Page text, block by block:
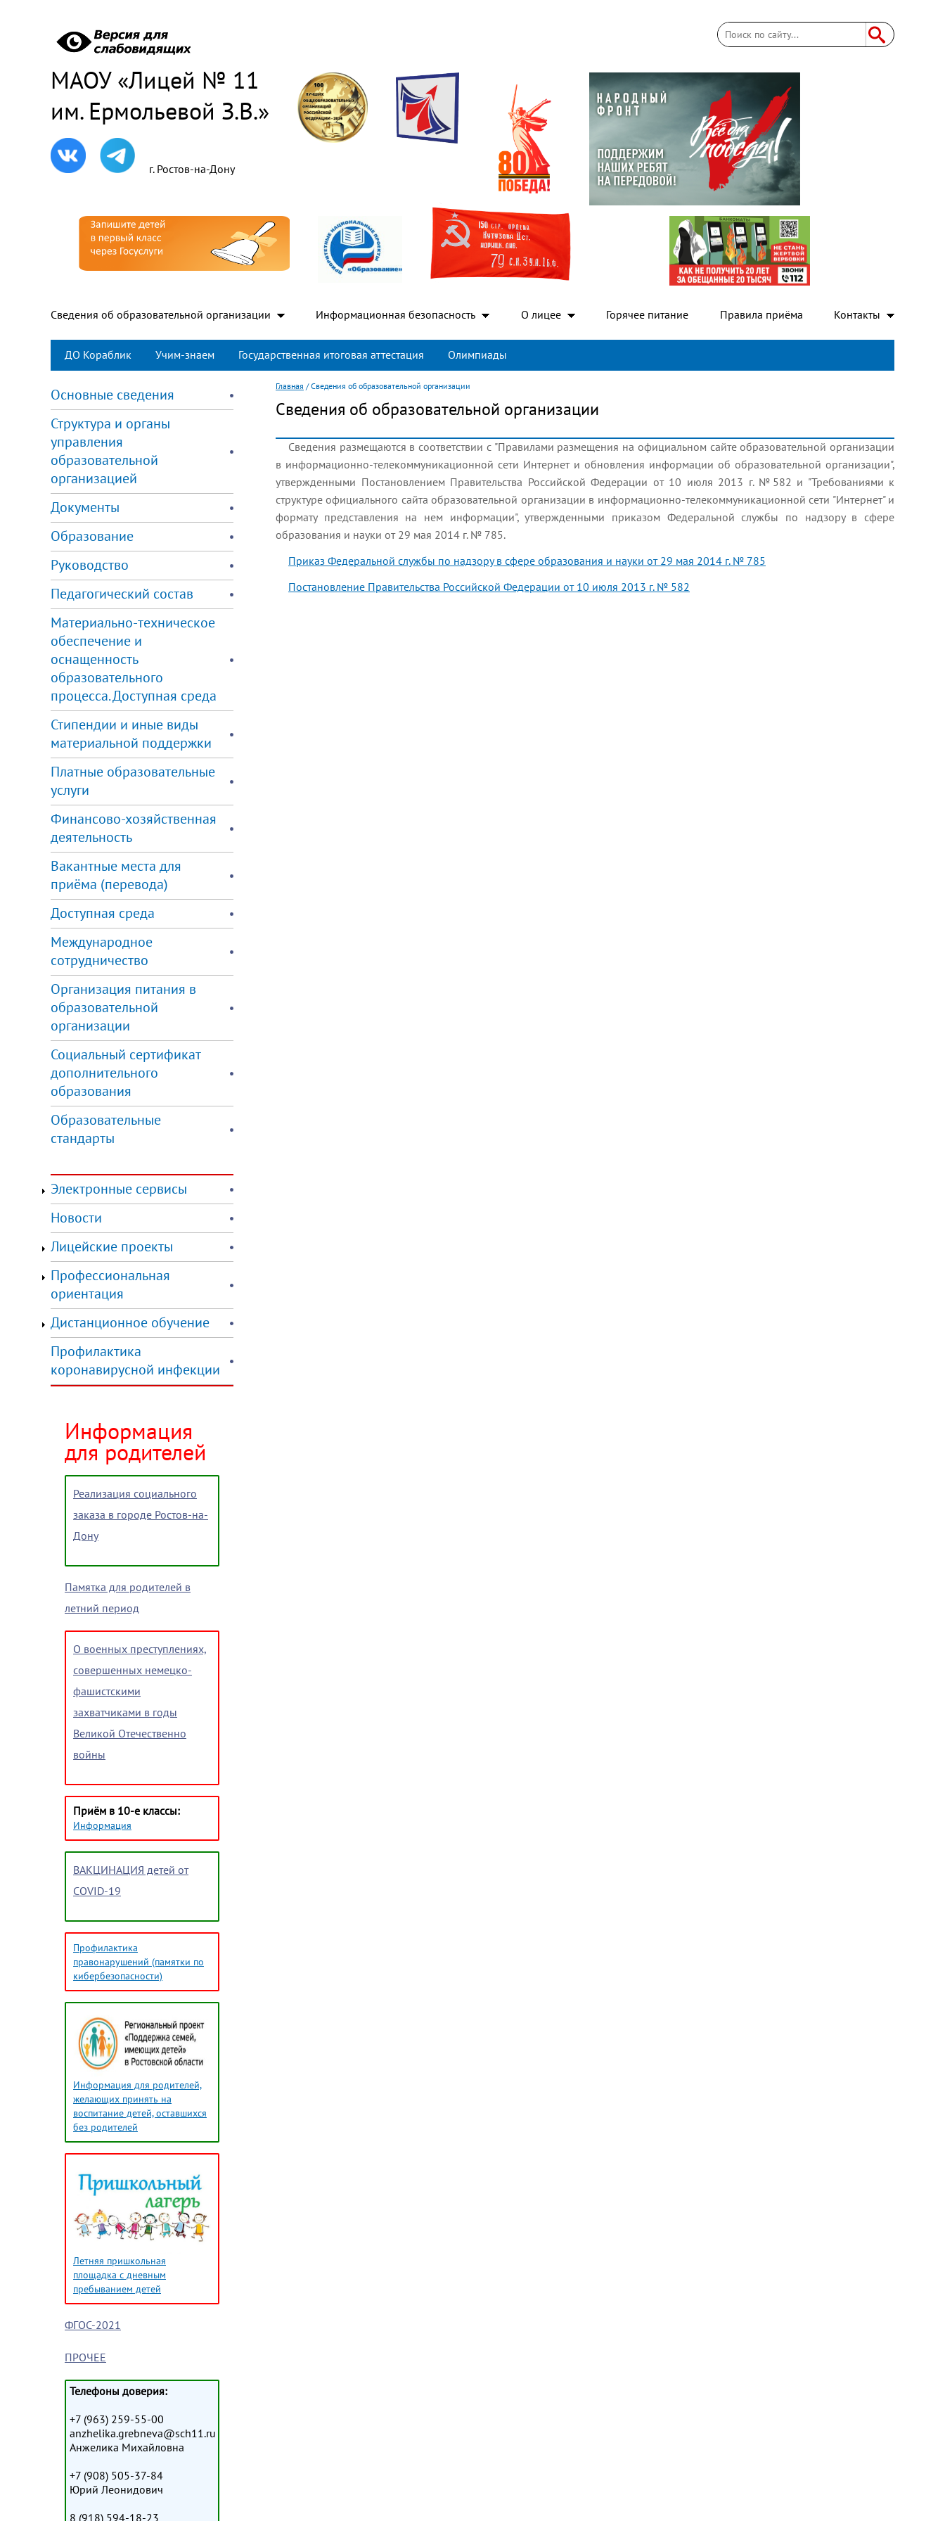
Форма поиска
Поиск
МАОУ «Лицей № 11
им. Ермольевой З.В.»
г. Ростов-на-Дону
Сведения об образовательной организации Информационная безопасность О лицее Горячее питание Правила приёма Контакты
ДО Кораблик Учим-знаем Государственная итоговая аттестация Олимпиады
Основные сведения
Структура и органы
управления
образовательной
организацией
Документы
Образование
Руководство
Педагогический состав
Материально-техническое
обеспечение и
оснащенность
образовательного
процесса. Доступная среда
Стипендии и иные виды
материальной поддержки
Платные образовательные
услуги
Финансово-хозяйственная
деятельность
Вакантные места для
приёма (перевода)
Доступная среда
Международное
сотрудничество
Организация питания в
образовательной
организации
Социальный сертификат
дополнительного
образования
Образовательные
стандарты
Электронные сервисы
Новости
Лицейские проекты
Профессиональная
ориентация
Дистанционное обучение
Профилактика
коронавирусной инфекции
Информация
для родителей
Реализация социального
заказа в городе Ростов-на-
Дону
Памятка для родителей в
летний период
О военных преступлениях,
совершенных немецко-
фашистскими
захватчиками в годы
Великой Отечественно
войны
Приём в 10-е классы:
Информация
ВАКЦИНАЦИЯ детей от
COVID-19
Профилактика
правонарушений (памятки по
кибербезопасности)
Информация для родителей,
желающих принять на
воспитание детей, оставшихся
без родителей
Летняя пришкольная
площадка с дневным
пребыванием детей
ФГОС-2021
ПРОЧЕЕ
Телефоны доверия:
+7 (963) 259-55-00
anzhelika.grebneva@sch11.ru
Анжелика Михайловна
+7 (908) 505-37-84
Юрий Леонидович
8 (918) 594-18-23
Главная /Сведения об образовательной организации
Сведения об образовательной организации
Сведения размещаются в соответствии с "Правилами размещения на официальном сайте образовательной организации
в информационно-телекоммуникационной сети Интернет и обновления информации об образовательной организации",
утвержденными Постановлением Правительства Российской Федерации от 10 июля 2013 г. №582 и "Требованиями к
структуре официального сайта образовательной организации в информационно-телекоммуникационной сети "Интернет" и
формату представления на нем информации", утвержденными приказом Федеральной службы по надзору в сфере
образования и науки от 29 мая 2014 г. № 785.
Приказ Федеральной службы по надзору в сфере образования и науки от 29 мая 2014 г. № 785
Постановление Правительства Российской Федерации от 10 июля 2013 г. № 582